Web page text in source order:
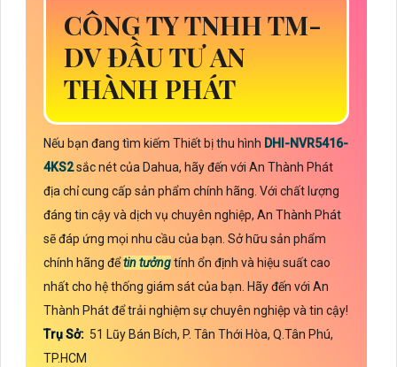
CÔNG TY TNHH TM-
DV ĐẦU TƯ AN
THÀNH PHÁT
Nếu bạn đang tìm kiếm Thiết bị thu hình DHI-NVR5416-
4KS2sắc nét của Dahua, hãy đến với An Thành Phát
địa chỉ cung cấp sản phẩm chính hãng. Với chất lượng
đáng tin cậy và dịch vụ chuyên nghiệp, An Thành Phát
sẽ đáp ứng mọi nhu cầu của bạn. Sở hữu sản phẩm
chính hãng đểtin tưởngtính ổn định và hiệu suất cao
nhất cho hệ thống giám sát của bạn. Hãy đến với An
Thành Phát để trải nghiệm sự chuyên nghiệp và tin cậy!
Trụ Sở: 51 Lũy Bán Bích, P. Tân Thới Hòa, Q.Tân Phú,
TP.HCM